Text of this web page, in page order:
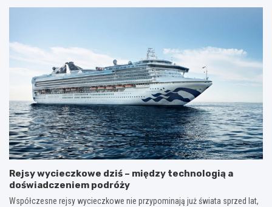
Rejsy wycieczkowe dziś – między technologią a
doświadczeniem podróży
Współczesne rejsy wycieczkowe nie przypominają już świata sprzed lat,